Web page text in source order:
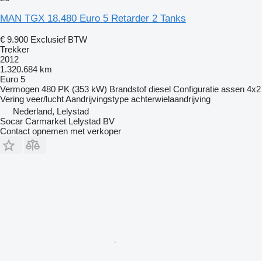
MAN TGX 18.480 Euro 5 Retarder 2 Tanks
€ 9.900 Exclusief BTW
Trekker
2012
1.320.684 km
Euro 5
Vermogen 480 PK (353 kW) Brandstof diesel Configuratie assen 4x2
Vering veer/luchtAandrijvingstype achterwielaandrijving
Nederland, Lelystad
Socar Carmarket Lelystad BV
Contact opnemen met verkoper